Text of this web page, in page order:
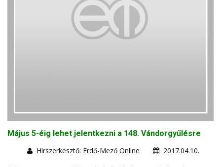
Május 5-éig lehet jelentkezni a 148. Vándorgyűlésre
Hírszerkesztő: Erdő-Mező Online
2017.04.10.